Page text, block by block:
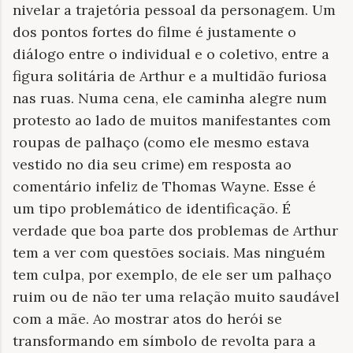
nivelar a trajetória pessoal da personagem. Um
dos pontos fortes do filme é justamente o
diálogo entre o individual e o coletivo, entre a
figura solitária de Arthur e a multidão furiosa
nas ruas. Numa cena, ele caminha alegre num
protesto ao lado de muitos manifestantes com
roupas de palhaço (como ele mesmo estava
vestido no dia seu crime) em resposta ao
comentário infeliz de Thomas Wayne. Esse é
um tipo problemático de identificação. É
verdade que boa parte dos problemas de Arthur
tem a ver com questões sociais. Mas ninguém
tem culpa, por exemplo, de ele ser um palhaço
ruim ou de não ter uma relação muito saudável
com a mãe. Ao mostrar atos do herói se
transformando em símbolo de revolta para a